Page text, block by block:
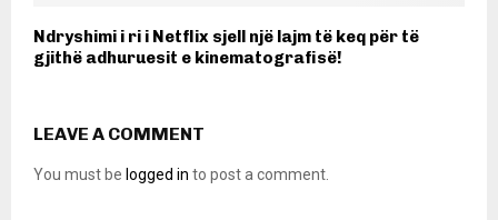
Ndryshimi i ri i Netflix sjell një lajm të keq për të
gjithë adhuruesit e kinematografisë!
LEAVE A COMMENT
You must be logged in to post a comment.